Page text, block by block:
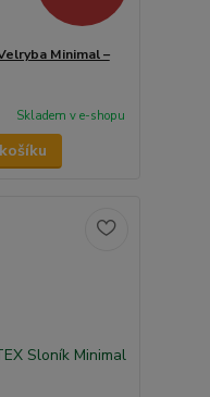
Minimal –
Skladem v e-shopu